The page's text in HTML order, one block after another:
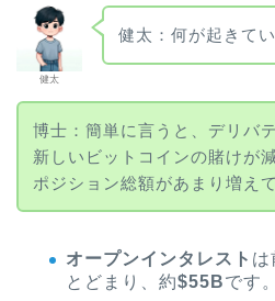
健太
健太：何が起きて
博士：簡単に言うと、デリバ
新しいビットコインの賭けが
ポジション総額があまり増え
オープンインタレスト は
とどまり、約$55Bです。